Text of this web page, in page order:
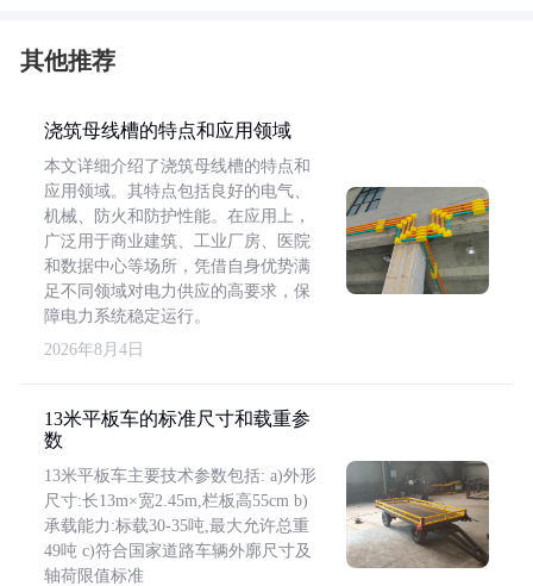
其他推荐
浇筑母线槽的特点和应用领域
本文详细介绍了浇筑母线槽的特点和
应用领域。其特点包括良好的电气、
机械、防火和防护性能。在应用上，
广泛用于商业建筑、工业厂房、医院
和数据中心等场所，凭借自身优势满
足不同领域对电力供应的高要求，保
障电力系统稳定运行。
2026年8月4日
13米平板车的标准尺寸和载重参
数
13米平板车主要技术参数包括: a)外形
尺寸:长13m×宽2.45m,栏板高55cm b)
承载能力:标载30-35吨,最大允许总重
49吨 c)符合国家道路车辆外廓尺寸及
轴荷限值标准